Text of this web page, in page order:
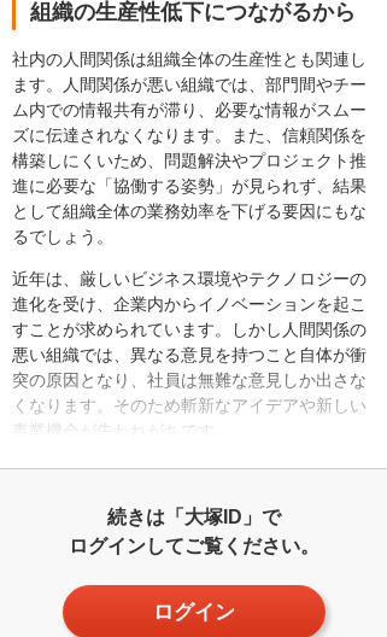
組織の生産性低下につながるから
社内の人間関係は組織全体の生産性とも関連し
ます。人間関係が悪い組織では、部門間やチー
ム内での情報共有が滞り、必要な情報がスムー
ズに伝達されなくなります。また、信頼関係を
構築しにくいため、問題解決やプロジェクト推
進に必要な「協働する姿勢」が見られず、結果
として組織全体の業務効率を下げる要因にもな
るでしょう。
近年は、厳しいビジネス環境やテクノロジーの
進化を受け、企業内からイノベーションを起こ
すことが求められています。しかし人間関係の
悪い組織では、異なる意見を持つこと自体が衝
突の原因となり、社員は無難な意見しか出さな
くなります。そのため斬新なアイデアや新しい
事業機会が失われがちです。
続きは「大塚ID」で
ログインしてご覧ください。
ログイン